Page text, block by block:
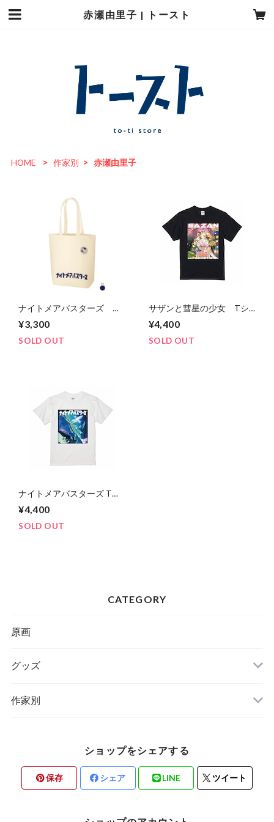
赤瀬由里子 | トースト
HOME 作家別 赤瀬由里子
ナイトメアバスターズ ト
¥3,300
SOLD OUT
サザンと彗星の少女 Tシ
¥4,400
SOLD OUT
ナイトメアバスターズ Tシ
¥4,400
SOLD OUT
CATEGORY
原画
グッズ
ステーショナリー
作家別
ショップをシェアする
保存 シェア LINE ツイート